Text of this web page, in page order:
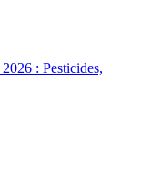
: Pesticides,